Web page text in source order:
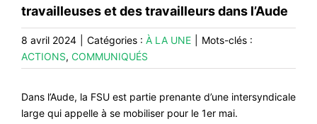
PUBLICATIONS
CONTACT
#FORMATION
travailleuses et des travailleurs dans l’Aude
8 avril 2024 Catégories : À LA UNE
Mots-clés :
ACTIONS, COMMUNIQUÉS
Dans l’Aude, la FSU est partie prenante d’une intersyndicale
large qui appelle à se mobiliser pour le 1er mai.